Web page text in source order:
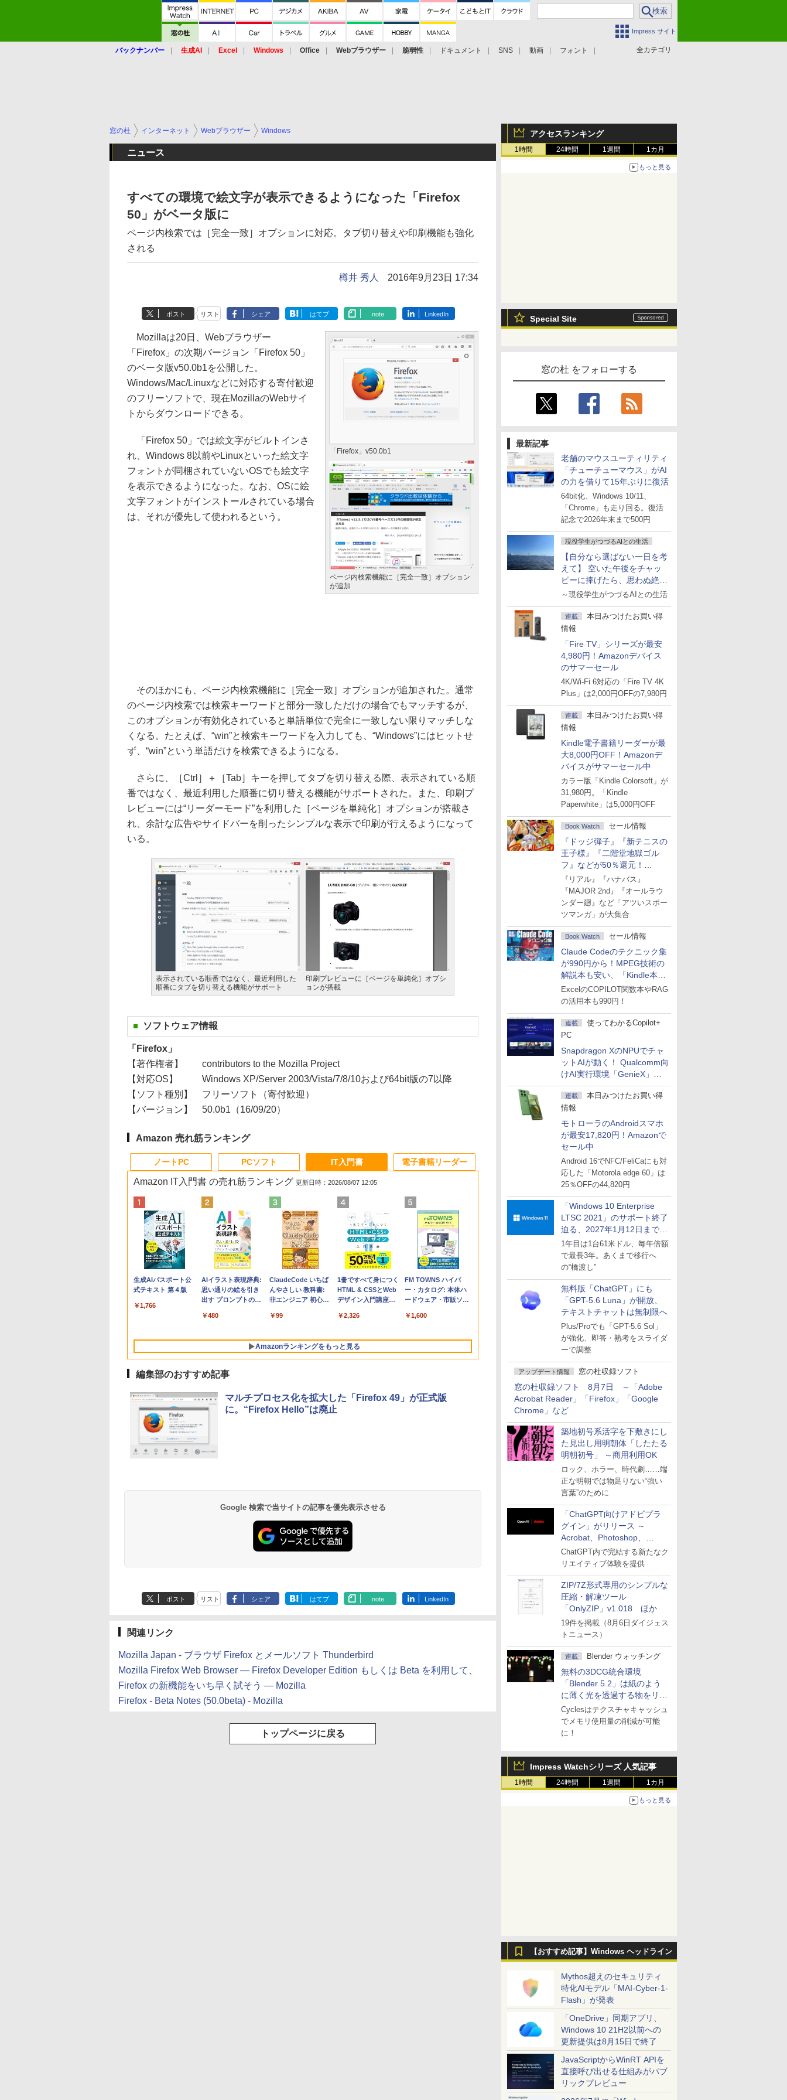
Impress サイト
全カテゴリ
バックナンバー 生成AI Excel Windows Office Webブラウザー 脆弱性 ドキュメント SNS 動画 フォント
アクセスランキング
1時間 24時間 1週間 1カ月
もっと見る
Special Site
窓の杜 をフォローする
最新記事
老舗のマウスユーティリティ
「チューチューマウス」がAI
の力を借りて15年ぶりに復活
64bit化、Windows 10/11、
「Chrome」も走り回る。復活
記念で2026年末まで500円
現役学生がつづるAIとの生活
【自分なら選ばない一日を考
えて】 空いた午後をチャッ
ピーに捧げたら、思わぬ絶景
に出会った話
～現役学生がつづるAIとの生活
連載
本日みつけたお買い得
情報
「Fire TV」シリーズが最安
4,980円！Amazonデバイス
のサマーセール
4K/Wi-Fi 6対応の「Fire TV 4K
Plus」は2,000円OFFの7,980円
連載
本日みつけたお買い得
情報
Kindle電子書籍リーダーが最
大8,000円OFF！Amazonデ
バイスがサマーセール中
カラー版「Kindle Colorsoft」が
31,980円。「Kindle
Paperwhite」は5,000円OFF
Book Watch セール情報
『ドッジ弾子』『新テニスの
王子様』『二階堂地獄ゴル
フ』などが50％還元！
Amazonマンガ週末セール
『リアル』『ハナバス』
『MAJOR 2nd』『オールラウ
ンダー廻』など「アツいスポー
ツマンガ」が大集合
Book Watch セール情報
Claude Codeのテクニック集
が990円から！MPEG技術の
解説本も安い、「Kindle本サ
マーセール」第2弾開始！
ExcelのCOPILOT関数本やRAG
の活用本も990円！
連載
使ってわかるCopilot+
PC
Snapdragon XのNPUでチャ
ットAIが動く！ Qualcomm向
けAI実行環境「GenieX」を
試してみた
連載
本日みつけたお買い得
情報
モトローラのAndroidスマホ
が最安17,820円！Amazonで
セール中
Android 16でNFC/FeliCaにも対
応した「Motorola edge 60」は
25％OFFの44,820円
「Windows 10 Enterprise
LTSC 2021」のサポート終了
迫る、2027年1月12日まで
～ESUは9月1日から販売
1年目は1台61米ドル、毎年倍額
で最長3年。あくまで移行へ
の“橋渡し”
無料版「ChatGPT」にも
「GPT-5.6 Luna」が開放、
テキストチャットは無制限へ
Plus/Proでも「GPT-5.6 Sol」
が強化、即答・熟考をスライダ
ーで調整
アップデート情報 窓の杜収録ソフト
窓の杜収録ソフト 8月7日 ～「Adobe
Acrobat Reader」「Firefox」「Google
Chrome」など
築地初号系活字を下敷きにし
た見出し用明朝体「したたる
明朝初号」 ～商用利用OK
ロック、ホラー、時代劇……端
正な明朝では物足りない“強い
言葉”のために
「ChatGPT向けアドビプラ
グイン」がリリース ～
Acrobat、Photoshop、
Premiereなどの機能を1つの
プラグインに統合
ChatGPT内で完結する新たなク
リエイティブ体験を提供
ZIP/7Z形式専用のシンプルな
圧縮・解凍ツール
「OnlyZIP」v1.018 ほか
19件を掲載（8月6日ダイジェス
トニュース）
連載 Blender ウォッチング
無料の3DCG統合環境
「Blender 5.2」は紙のよう
に薄く光を透過する物をリア
ルに表現
Cyclesはテクスチャキャッシュ
でメモリ使用量の削減が可能
に！
Impress Watchシリーズ 人気記事
1時間 24時間 1週間 1カ月
もっと見る
【おすすめ記事】Windows ヘッドライン
Mythos超えのセキュリティ
特化AIモデル「MAI-Cyber-1-
Flash」が発表
「OneDrive」同期アプリ、
Windows 10 21H2以前への
更新提供は8月15日で終了
JavaScriptからWinRT APIを
直接呼び出せる仕組みがパブ
リックプレビュー
窓の杜 インターネット Webブラウザー Windows
ニュース
すべての環境で絵文字が表示できるようになった「Firefox
50」がベータ版に
ページ内検索では［完全一致］オプションに対応。タブ切り替えや印刷機能も強化
される
樽井 秀人 2016年9月23日 17:34
ポスト リスト シェア はてブ note LinkedIn
「Firefox」v50.0b1
ページ内検索機能に［完全一致］オプション
が追加
Mozillaは20日、Webブラウザー
「Firefox」の次期バージョン「Firefox 50」
のベータ版v50.0b1を公開した。
Windows/Mac/Linuxなどに対応する寄付歓迎
のフリーソフトで、現在MozillaのWebサイ
トからダウンロードできる。
「Firefox 50」では絵文字がビルトインさ
れ、Windows 8以前やLinuxといった絵文字
フォントが同梱されていないOSでも絵文字
を表示できるようになった。なお、OSに絵
文字フォントがインストールされている場合
は、それが優先して使われるという。
そのほかにも、ページ内検索機能に［完全一致］オプションが追加された。通常
のページ内検索では検索キーワードと部分一致しただけの場合でもマッチするが、
このオプションが有効化されていると単語単位で完全に一致しない限りマッチしな
くなる。たとえば、“win”と検索キーワードを入力しても、“Windows”にはヒットせ
ず、“win”という単語だけを検索できるようになる。
さらに、［Ctrl］＋［Tab］キーを押してタブを切り替える際、表示されている順
番ではなく、最近利用した順番に切り替える機能がサポートされた。また、印刷プ
レビューには“リーダーモード”を利用した［ページを単純化］オプションが搭載さ
れ、余計な広告やサイドバーを削ったシンプルな表示で印刷が行えるようになって
いる。
表示されている順番ではなく、最近利用した
順番にタブを切り替える機能がサポート
印刷プレビューに［ページを単純化］オプシ
ョンが搭載
ソフトウェア情報
「Firefox」
【著作権者】
contributors to the Mozilla Project
【対応OS】
Windows XP/Server 2003/Vista/7/8/10および64bit版の7以降
【ソフト種別】
フリーソフト（寄付歓迎）
【バージョン】
50.0b1（16/09/20）
Amazon 売れ筋ランキング
ノートPC
Apple 2026
MacBook Neo A18
ンチノートブック：
Retinaディスプレ
512GB SSD、1080p
FaceTime HDカメ
ラ、Touch ID - イン
AppleCare+ for 13イ
ンチMacBook
Neo(A18 Pro)|ダウン
ロード版
tomtoc 360°保護
15.6 16インチ パソコ
ンケース Dell NEC
dynabook Lenovo
￥2,952
Apple 2026
MacBook Air M5チ
ップ搭載13インチノ
Apple Intelligence、
Retinaディスプレ
イ、24GBユニファイ
ドメモリ、1TB SSD
ド、Touch ID - ミッ
ドナイト
￥298,901
【Amazon.co.jp限
定】 HP ノートパソ
コン 15-fd 15.6イン
512GB SSD インテ
￥129,800
FMV ノートパソコン
WE1-K3 (MS 365
Personal/Copilotキー
型/Core i5/16GB/SSD
FMVWK3E15W_AZ
￥139,880
PCソフト
Robloxギフトカード
- 800 Robux 【限定
を含む】 【オンライ
インコード版
Microsoft Office
Home & Business
2024(最新 永続版)|オ
版|Windows11、
￥39,582
Robloxギフトカード
- 2,000 Robux 【限
定バーチャルアイテ
インゲームコード】
ラインコード版
￥3,200
Robloxギフトカード
- 1000 Robux 【限定
バーチャルアイテム
ンゲームコード】 ロ
ンコード版
￥1,600
Windows版 |
Minecraft (マインクラ
フト): Java & Bedrock
ード版
￥3,600
IT入門書
Amazon IT入門書 の売れ筋ランキング 更新日時：2026/08/07 12:05
生成AIパスポート公
式テキスト 第４版
￥1,766
AIイラスト表現辞典:
思い通りの絵を引き
出す プロンプトの言
ズ (はぴーイラスト
￥480
ClaudeCode いちば
んやさしい 教科書:
非エンジニア 初心者
マニュアル AI副業に
もKindle出版にも！
非エンジニアのため
のAIコーディング入
￥99
1冊ですべて身につく
HTML & CSSとWeb
デザイン入門講座
￥2,326
FM TOWNS ハイパ
ー・カタログ: 本体ハ
ードウェア・市販ソフ
トリストと最新エミュ
￥1,600
Amazonランキングをもっと見る
電子書籍リーダー
続バッテリー、6イン
書籍リーダー、ブラ
ック、16GB、広告な
￥16,980
るさ自動調整、色調
持続バッテリー、広
告なし、メタリック
ブラック
￥27,980
レイ、色調調節ライ
ッテリー、広告無
し、ブラック (2025
年発売)
￥31,980
編集部のおすすめ記事
マルチプロセス化を拡大した「Firefox 49」が正式版
に。“Firefox Hello”は廃止
Google 検索で当サイトの記事を優先表示させる
ポスト リスト シェア はてブ note LinkedIn
関連リンク
Mozilla Japan - ブラウザ Firefox とメールソフト Thunderbird
Mozilla Firefox Web Browser — Firefox Developer Edition もしくは Beta を利用して、
Firefox の新機能をいち早く試そう — Mozilla
Firefox - Beta Notes (50.0beta) - Mozilla
トップページに戻る